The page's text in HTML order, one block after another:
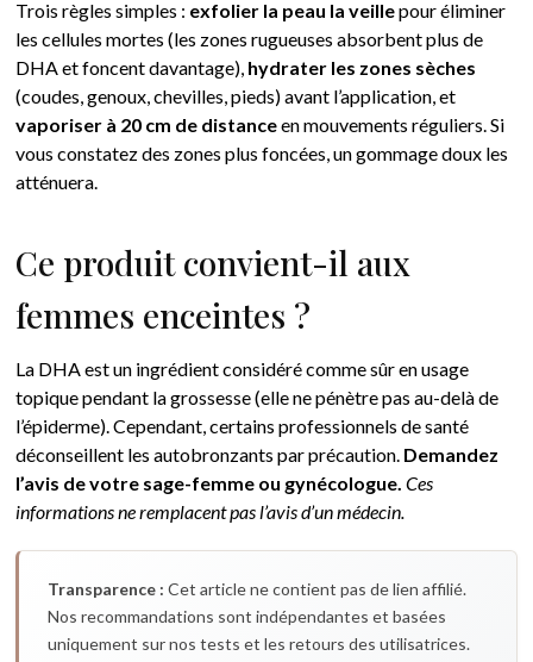
Trois règles simples : exfolier la peau la veillepour éliminer
les cellules mortes (les zones rugueuses absorbent plus de
DHA et foncent davantage), hydrater les zones sèches
(coudes, genoux, chevilles, pieds) avant l’application, et
vaporiser à 20 cm de distanceen mouvements réguliers. Si
vous constatez des zones plus foncées, un gommage doux les
atténuera.
Ce produit convient-il aux
femmes enceintes ?
La DHA est un ingrédient considéré comme sûr en usage
topique pendant la grossesse (elle ne pénètre pas au-delà de
l’épiderme). Cependant, certains professionnels de santé
déconseillent les autobronzants par précaution. Demandez
l’avis de votre sage-femme ou gynécologue. Ces
informations ne remplacent pas l’avis d’un médecin.
Transparence : Cet article ne contient pas de lien affilié.
Nos recommandations sont indépendantes et basées
uniquement sur nos tests et les retours des utilisatrices.